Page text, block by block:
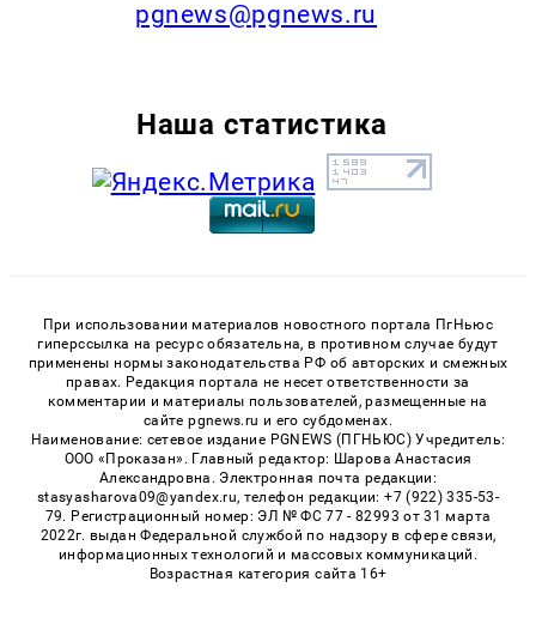
pgnews@pgnews.ru
Наша статистика
При использовании материалов новостного портала ПгНьюс
гиперссылка на ресурс обязательна, в противном случае будут
применены нормы законодательства РФ об авторских и смежных
правах. Редакция портала не несет ответственности за
комментарии и материалы пользователей, размещенные на
сайте pgnews.ru и его субдоменах.
Наименование: сетевое издание PGNEWS (ПГНЬЮС) Учредитель:
ООО «Проказан». Главный редактор: Шарова Анастасия
Александровна. Электронная почта редакции:
stasyasharova09@yandex.ru, телефон редакции: +7 (922) 335-53-
79. Регистрационный номер: ЭЛ № ФС 77 - 82993 от 31 марта
2022г. выдан Федеральной службой по надзору в сфере связи,
информационных технологий и массовых коммуникаций.
Возрастная категория сайта 16+